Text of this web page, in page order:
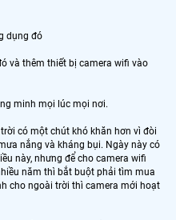
dụng đó
và thêm thiết bị camera wifi vào
minh mọi lúc mọi nơi.
có một chút khó khăn hơn vì đòi
nắng và kháng bụi. Ngày này có
này, nhưng để cho camera wifi
năm thì bắt buột phải tìm mua
cho ngoài trời thì camera mới hoạt